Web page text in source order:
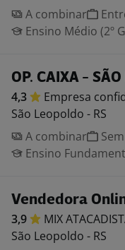
A combinar
Ensino Médio (2º
OP. CAIXA -
4,3 Empresa
São Leopoldo - RS
A combinar
Ensino
Vendedora
3,9 MIX
São Leopoldo - RS